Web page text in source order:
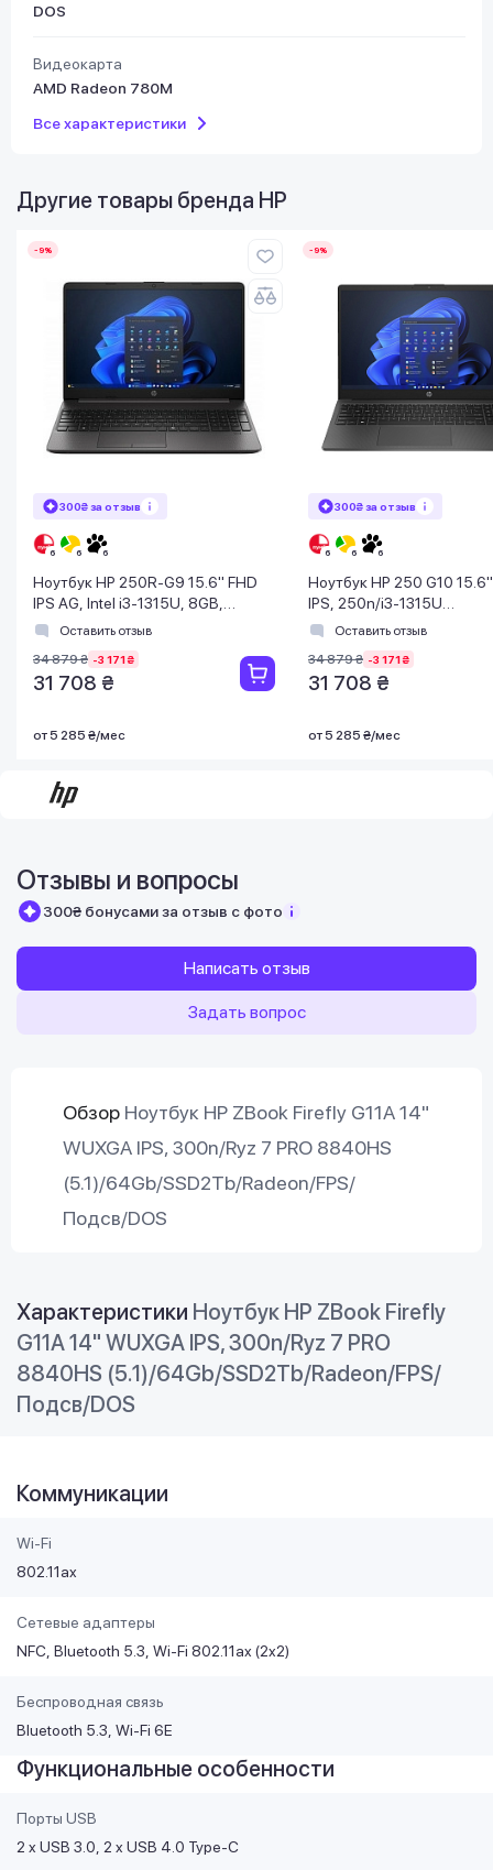
DOS
Видеокарта
AMD Radeon 780M
Все характеристики
Другие товары бренда HP
-9%
300₴ за отзыв
Ноутбук HP 250R-G9 15.6" FHD
IPS AG, Intel i3-1315U, 8GB,
F512GB, UMA, DOS, черный
Оставить отзыв
34 879 ₴ -3 171 ₴
31 708 ₴
от 5 285 ₴/мес
-9%
300₴ за отзыв
Ноутбук HP 250 G10
IPS, 250n/i3-1315U
(4.5)/8Gb/SSD512Gb/Intel
Оставить отзыв
34 879 ₴ -3 171 ₴
31 708 ₴
от 5 285 ₴/мес
Отзывы и вопросы
300₴ бонусами за отзыв с фото
Написать отзыв
Задать вопрос
Обзор Ноутбук HP ZBook Firefly G11A 14"
WUXGA IPS, 300n/Ryz 7 PRO 8840HS
(5.1)/64Gb/SSD2Tb/Radeon/FPS/
Подсв/DOS
Характеристики Ноутбук HP ZBook Firefly
G11A 14" WUXGA IPS, 300n/Ryz 7 PRO
8840HS (5.1)/64Gb/SSD2Tb/Radeon/FPS/
Подсв/DOS
Коммуникации
Wi-Fi
802.11ax
Сетевые адаптеры
NFC Bluetooth 5.3 Wi-Fi 802.11ax (2x2)
Беспроводная связь
Bluetooth 5.3 Wi-Fi 6E
Функциональные особенности
Порты USB
2 x USB 3.0 2 x USB 4.0 Type-C